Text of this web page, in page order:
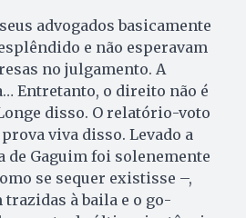
advogados basicamente
e não esperavam
no jul­gamento. A
Entretanto, o direito não é
disso. O relatório-voto
viva disso. Levado a
de Gaguim foi so­lenemente
se sequer existisse –,
trazidas à baila e o go­